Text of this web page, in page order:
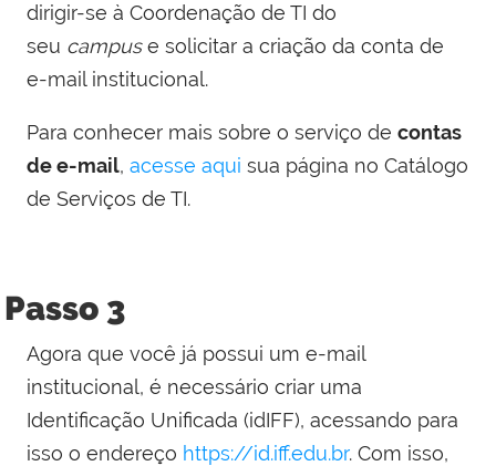
dirigir-se à Coordenação de TI do
seu campuse solicitar a criação da conta de
e-mail institucional.
Para conhecer mais sobre o serviço de contas
de e-mail, acesse aqui sua página no Catálogo
de Serviços de TI.
Passo 3
Agora que você já possui um e-mail
institucional, é necessário criar uma
Identificação Unificada (idIFF), acessando para
isso o endereço https://id.iff.edu.br. Com isso,